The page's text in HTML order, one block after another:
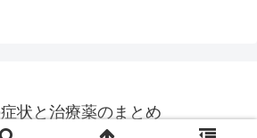
状と治療薬のまとめ